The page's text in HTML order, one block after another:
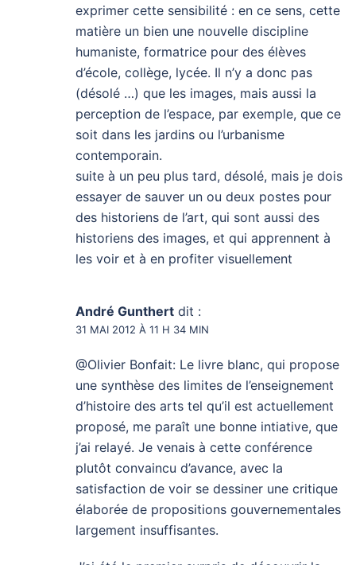
exprimer cette sensibilité : en ce sens, cette
matière un bien une nouvelle discipline
humaniste, formatrice pour des élèves
d’école, collège, lycée. Il n’y a donc pas
(désolé …) que les images, mais aussi la
perception de l’espace, par exemple, que ce
soit dans les jardins ou l’urbanisme
contemporain.
suite à un peu plus tard, désolé, mais je dois
essayer de sauver un ou deux postes pour
des historiens de l’art, qui sont aussi des
historiens des images, et qui apprennent à
les voir et à en profiter visuellement
André Gunthert dit :
31 MAI 2012 À 11 H 34 MIN
@Olivier Bonfait: Le livre blanc, qui propose
une synthèse des limites de l’enseignement
d’histoire des arts tel qu’il est actuellement
proposé, me paraît une bonne intiative, que
j’ai relayé. Je venais à cette conférence
plutôt convaincu d’avance, avec la
satisfaction de voir se dessiner une critique
élaborée de propositions gouvernementales
largement insuffisantes.